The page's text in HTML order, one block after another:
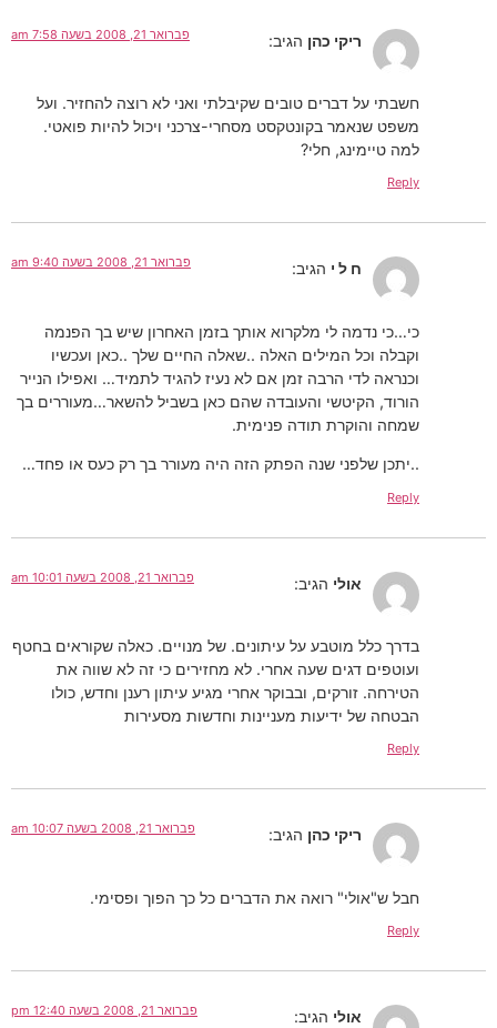
ריקי כהן הגיב: פברואר 21, 2008 בשעה 7:58 am
חשבתי על דברים טובים שקיבלתי ואני לא רוצה להחזיר. ועל
משפט שנאמר בקונטקסט מסחרי-צרכני ויכול להיות פואטי.
למה טיימינג, חלי?
Reply
ח ל י הגיב: פברואר 21, 2008 בשעה 9:40 am
כי…כי נדמה לי מלקרוא אותך בזמן האחרון שיש בך הפנמה
וקבלה וכל המילים האלה ..שאלה החיים שלך ..כאן ועכשיו
וכנראה לדי הרבה זמן אם לא נעיז להגיד לתמיד… ואפילו הנייר
הורוד, הקיטשי והעובדה שהם כאן בשביל להשאר…מעוררים בך
שמחה והוקרת תודה פנימית.
..יתכן שלפני שנה הפתק הזה היה מעורר בך רק כעס או פחד…
Reply
אולי הגיב: פברואר 21, 2008 בשעה 10:01 am
בדרך כלל מוטבע על עיתונים. של מנויים. כאלה שקוראים בחטף
ועוטפים דגים שעה אחרי. לא מחזירים כי זה לא שווה את
הטירחה. זורקים, ובבוקר אחרי מגיע עיתון רענן וחדש, כולו
הבטחה של ידיעות מעניינות וחדשות מסעירות
Reply
ריקי כהן הגיב: פברואר 21, 2008 בשעה 10:07 am
חבל ש"אולי" רואה את הדברים כל כך הפוך ופסימי.
Reply
אולי הגיב: פברואר 21, 2008 בשעה 12:40 pm